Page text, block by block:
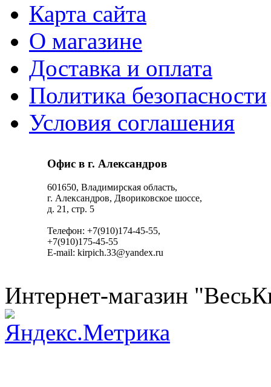
Карта сайта
О магазине
Доставка и оплата
Политика безопасности
Условия соглашения
Офис в г. Александров
601650, Владимирская область,
г. Александров, Двориковское шоссе,
д. 21, стр. 5
Телефон: +7(910)174-45-55,
+7(910)175-45-55
E-mail: kirpich.33@yandex.ru
Интернет-магазин